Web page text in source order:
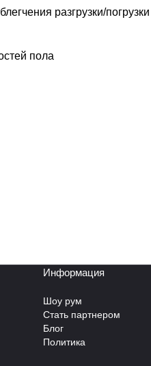
разгрузки/погрузки
пола
Информация
Шоу рум
Стать партнером
Блог
Политика